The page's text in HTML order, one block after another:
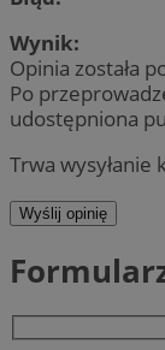
Wynik:
Opinia została
Po
udostępniona
Trwa wysyłanie
Wyślij opinię